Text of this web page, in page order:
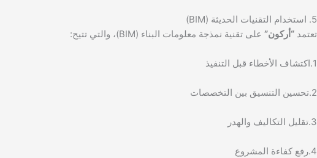
5. استخدام التقنيات الحديثة (BIM)
تعتمد “أركون” على تقنية نمذجة معلومات البناء (BIM)، والتي تتيح:
1.اكتشاف الأخطاء قبل التنفيذ
2.تحسين التنسيق بين التخصصات
3.تقليل التكاليف والهدر
4.رفع كفاءة المشروع